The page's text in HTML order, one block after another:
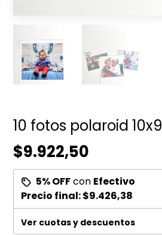
10 fotos polaroid 10x9
$9.922,50
5% OFFcon Efectivo
Precio final:$9.426,38
Ver cuotas y descuentos